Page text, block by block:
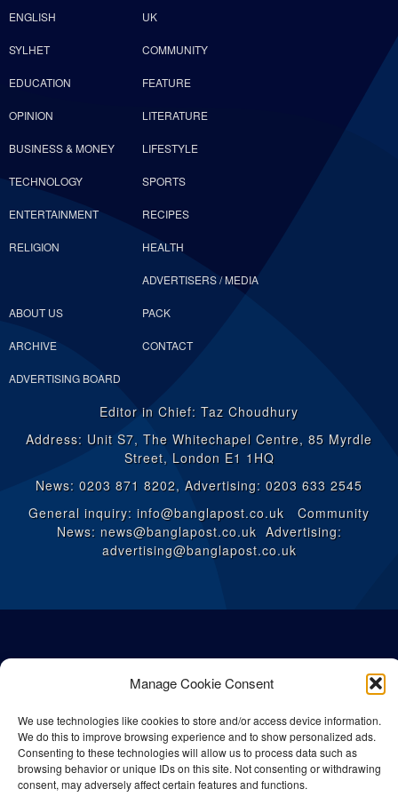
Manage Cookie Consent
We use technologies like cookies to store and/or access device information.
We do this to improve browsing experience and to show personalized ads.
Consenting to these technologies will allow us to process data such as
browsing behavior or unique IDs on this site. Not consenting or withdrawing
consent, may adversely affect certain features and functions.
ENGLISH UK
SYLHET COMMUNITY
EDUCATION FEATURE
OPINION LITERATURE
BUSINESS & MONEY LIFESTYLE
TECHNOLOGY SPORTS
ENTERTAINMENT RECIPES
RELIGION HEALTH
ABOUT US
ADVERTISERS / MEDIA
PACK
ARCHIVE CONTACT
ADVERTISING BOARD
Editor in Chief: Taz Choudhury
Address: Unit S7, The Whitechapel Centre, 85 Myrdle
Street, London E1 1HQ
News: 0203 871 8202, Advertising: 0203 633 2545
General inquiry: info@banglapost.co.uk Community
News: news@banglapost.co.uk Advertising:
advertising@banglapost.co.uk